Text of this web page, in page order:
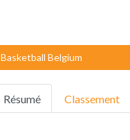
Basketball Belgium
Résumé Classement